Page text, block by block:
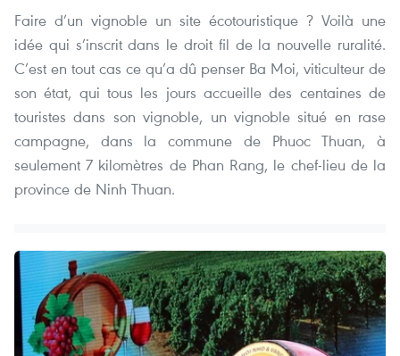
Faire d’un vignoble un site écotouristique ? Voilà une
idée qui s’inscrit dans le droit fil de la nouvelle ruralité.
C’est en tout cas ce qu’a dû penser Ba Moi, viticulteur de
son état, qui tous les jours accueille des centaines de
touristes dans son vignoble, un vignoble situé en rase
campagne, dans la commune de Phuoc Thuan, à
seulement 7 kilomètres de Phan Rang, le chef-lieu de la
province de Ninh Thuan.